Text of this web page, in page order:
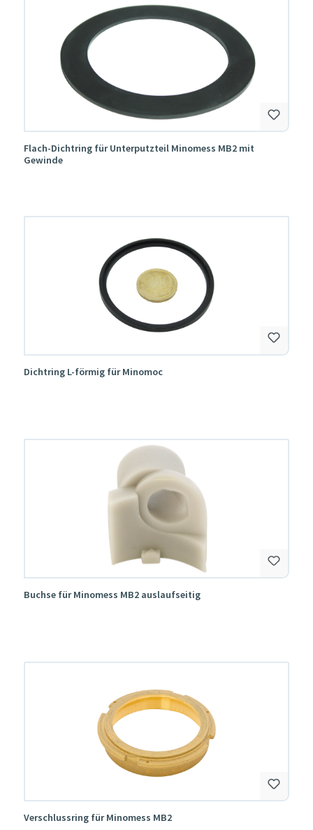
Flach-Dichtring für Unterputzteil Minomess MB2 mit
Gewinde
Dichtring L-förmig für Minomoc
Buchse für Minomess MB2 auslaufseitig
Verschlussring für Minomess MB2